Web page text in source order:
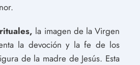
la imagen de la Virgen
la devoción y la fe de los
de la madre de Jesús. Esta